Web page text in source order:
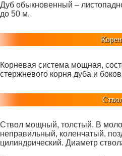
Дуб обыкновенный –
до 50 м.
Корневая система мощная,
стержневого корня дуба и
Ствол мощный, толстый. В
неправильный, коленчатый,
цилиндрический. Диаметр